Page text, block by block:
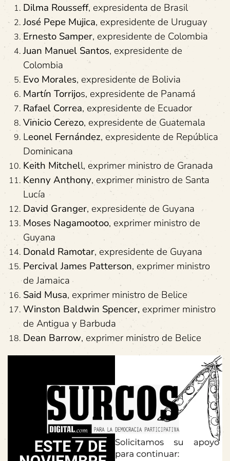
Dilma Rousseff, expresidenta de Brasil
José Pepe Mujica, expresidente de Uruguay
Ernesto Samper, expresidente de Colombia
Juan Manuel Santos, expresidente de
Colombia
Evo Morales, expresidente de Bolivia
Martín Torrijos, expresidente de Panamá
Rafael Correa, expresidente de Ecuador
Vinicio Cerezo, expresidente de Guatemala
Leonel Fernández, expresidente de República
Dominicana
Keith Mitchell, exprimer ministro de Granada
Kenny Anthony, exprimer ministro de Santa
Lucía
David Granger, expresidente de Guyana
Moses Nagamootoo, exprimer ministro de
Guyana
Donald Ramotar, expresidente de Guyana
Percival James Patterson, exprimer ministro
de Jamaica
Said Musa, exprimer ministro de Belice
Winston Baldwin Spencer, exprimer ministro
de Antigua y Barbuda
Dean Barrow, exprimer ministro de Belice